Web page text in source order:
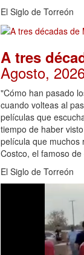
El Siglo de Torreón
A tres
Agosto,
"Cómo han pasado
cuando volteas al
películas que
tiempo de haber
película que muchos
Costco, el famoso
El Siglo de Torreón